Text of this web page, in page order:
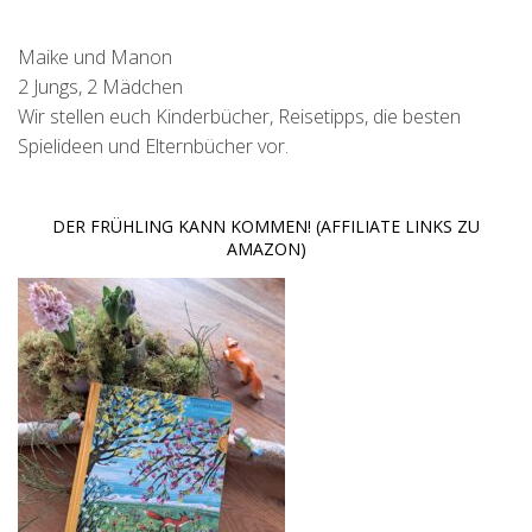
Maike und Manon
2 Jungs, 2 Mädchen
Wir stellen euch Kinderbücher, Reisetipps, die besten
Spielideen und Elternbücher vor.
DER FRÜHLING KANN KOMMEN! (AFFILIATE LINKS ZU
AMAZON)